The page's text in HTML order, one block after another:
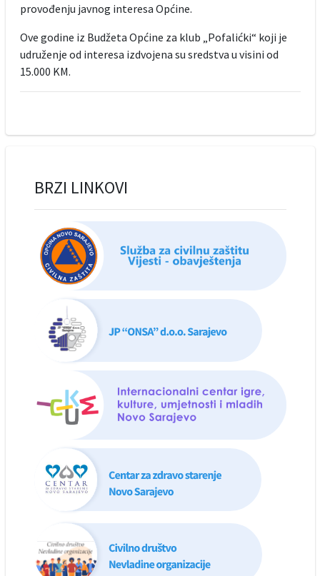
provođenju javnog interesa Općine.
Ove godine iz Budžeta Općine za klub „Pofalićki“ koji je
udruženje od interesa izdvojena su sredstva u visini od
15.000 KM.
BRZI LINKOVI